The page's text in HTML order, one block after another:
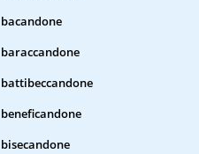
bacandone
baraccandone
battibeccandone
beneficandone
bisecandone